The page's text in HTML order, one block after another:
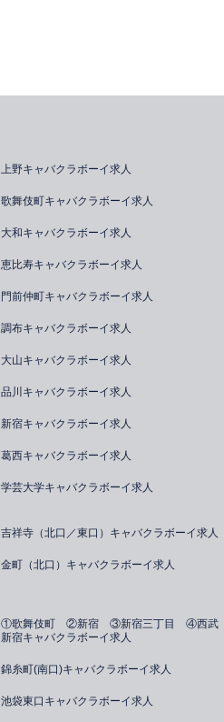
上野キャバクラボーイ求人
歌舞伎町キャバクラボーイ求人
大和キャバクラボーイ求人
恵比寿キャバクラボーイ求人
門前仲町キャバクラボーイ求人
調布キャバクラボーイ求人
大山キャバクラボーイ求人
品川キャバクラボーイ求人
新宿キャバクラボーイ求人
葛西キャバクラボーイ求人
学芸大学キャバクラボーイ求人
吉祥寺（北口／東口）キャバクラボーイ求人
金町（北口）キャバクラボーイ求人
①歌舞伎町 ②新宿 ③新宿三丁目 ④西武
新宿キャバクラボーイ求人
錦糸町(南口)キャバクラボーイ求人
池袋東口キャバクラボーイ求人